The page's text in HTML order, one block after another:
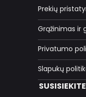
Prekių
Grąžinimas ir
Privatumo
Slapukų